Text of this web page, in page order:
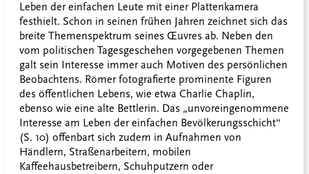
Leben der einfachen Leute mit einer Plattenkamera
festhielt. Schon in seinen frühen Jahren zeichnet sich das
breite Themenspektrum seines Œuvres ab. Neben den
vom politischen Tagesgeschehen vorgegebenen Themen
galt sein Interesse immer auch Motiven des persönlichen
Beobachtens. Römer fotografierte prominente Figuren
des öffentlichen Lebens, wie etwa Charlie Chaplin,
ebenso wie eine alte Bettlerin. Das „unvoreingenommene
Interesse am Leben der einfachen Bevölkerungsschicht“
(S. 10) offenbart sich zudem in Aufnahmen von
Händlern, Straßenarbeitern, mobilen
Kaffeehausbetreibern, Schuhputzern oder